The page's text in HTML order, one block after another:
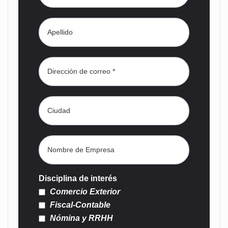
Disciplina de interés
Comercio Exterior
Fiscal-Contable
Nómina y RRHH